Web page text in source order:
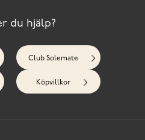
du hjälp?
Club Solemate
Köpvillkor